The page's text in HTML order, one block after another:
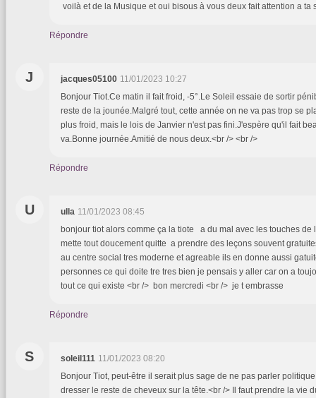
voilà et de la Musique et oui bisous à vous deux fait attention a ta
Répondre
J jacques05100 11/01/2023 10:27
Bonjour Tiot.Ce matin il fait froid, -5°.Le Soleil essaie de sortir
reste de la jounée.Malgré tout, cette année on ne va pas trop se
plus froid, mais le lois de Janvier n'est pas fini.J'espère qu'il fait
va.Bonne journée.Amitié de nous deux.<br /> <br />
Répondre
U ulla 11/01/2023 08:45
bonjour tiot alors comme ça la tiote a du mal avec les touches de
mette tout doucement quitte a prendre des leçons souvent
au centre social tres moderne et agreable ils en donne aussi
personnes ce qui doite tre tres bien je pensais y aller car on a
tout ce qui existe <br /> bon mercredi <br /> je t embrasse
Répondre
S soleil111 11/01/2023 08:20
Bonjour Tiot, peut-être il serait plus sage de ne pas parler
dresser le reste de cheveux sur la tête.<br /> Il faut prendre la vie